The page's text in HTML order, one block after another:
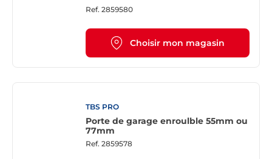
Ref. 2859580
Choisir mon magasin
TBS PRO
Porte de garage enroulble 55mm ou
77mm
Ref. 2859578